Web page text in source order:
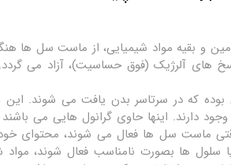
و بقیه مواد شیمیایی، از ماست سل ها
آلرژیک (فوق حساسیت)، آزاد می گردد.
که در سرتاسر بدن یافت می شوند.
دارند. اینها حاوی گرانول هایی می باشند
ماست سل ها فعال می شوند، محتوای خود
ها بصورت نامناسب فعال شوند، مواد